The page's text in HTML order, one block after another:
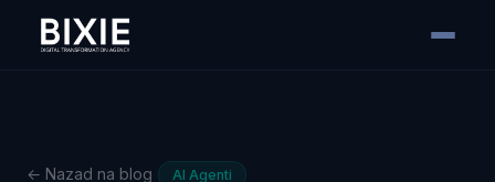
← Nazad na blog AI Agenti